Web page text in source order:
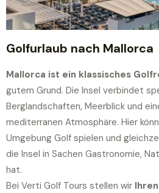
Golfurlaub nach Mallorca
Mallorca ist ein klassisches
gutem Grund. Die Insel verbindet
Berglandschaften, Meerblick und
mediterranen Atmosphäre. Hier
Umgebung Golf spielen und
die Insel in Sachen Gastronomie,
hat.
Bei Verti Golf Tours stellen wir